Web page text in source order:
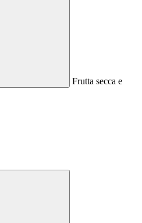
Frutta secca e